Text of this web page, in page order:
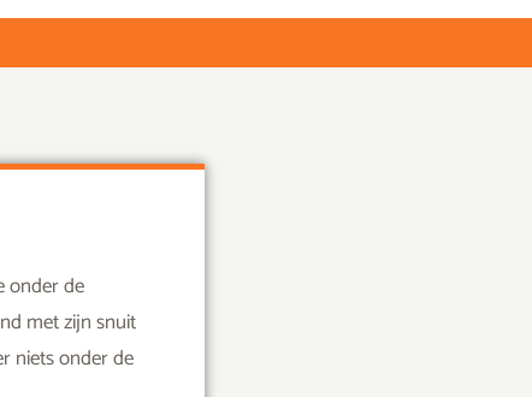
onder de
met zijn snuit
niets onder de